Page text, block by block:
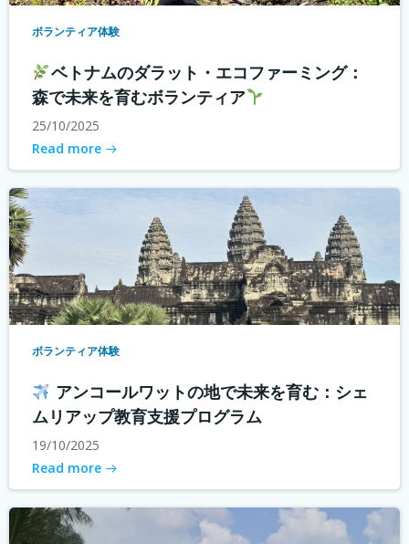
ボランティア体験
ベトナムのダラット・エコファーミング：
森で未来を育むボランティア
25/10/2025
Read more
ボランティア体験
アンコールワットの地で未来を育む：シェ
ムリアップ教育支援プログラム
19/10/2025
Read more